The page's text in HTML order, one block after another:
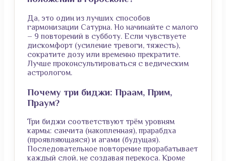
Да, это один из лучших способов
гармонизации Сатурна. Но начинайте с малого
– 9 повторений в субботу. Если чувствуете
дискомфорт (усиление тревоги, тяжесть),
сократите дозу или временно прекратите.
Лучше проконсультироваться с ведическим
астрологом.
Почему три биджи: Праам, Прим,
Праум?
Три биджи соответствуют трём уровням
кармы: санчита (накопленная), прарабдха
(проявляющаяся) и агами (будущая).
Последовательное повторение прорабатывает
каждый слой, не создавая перекоса. Кроме